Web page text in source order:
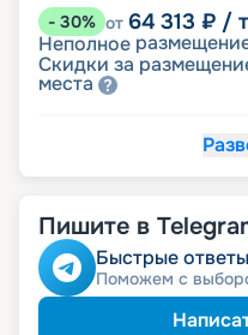
- 30% от 64 313 ₽ /
Неполное
Скидки за
места
₽/
-10% от 82 688 ₽/
Скидкаветеранам
Скидка многодетным
Скидка сотрудникам
пенсионерам
Пишите в
Быстрые
Поможем с